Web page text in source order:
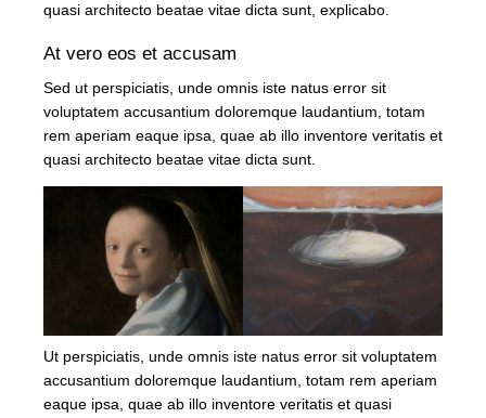
quasi architecto beatae vitae dicta sunt, explicabo.
At vero eos et accusam
Sed ut perspiciatis, unde omnis iste natus error sit
voluptatem accusantium doloremque laudantium, totam
rem aperiam eaque ipsa, quae ab illo inventore veritatis et
quasi architecto beatae vitae dicta sunt.
Ut perspiciatis, unde omnis iste natus error sit voluptatem
accusantium doloremque laudantium, totam rem aperiam
eaque ipsa, quae ab illo inventore veritatis et quasi